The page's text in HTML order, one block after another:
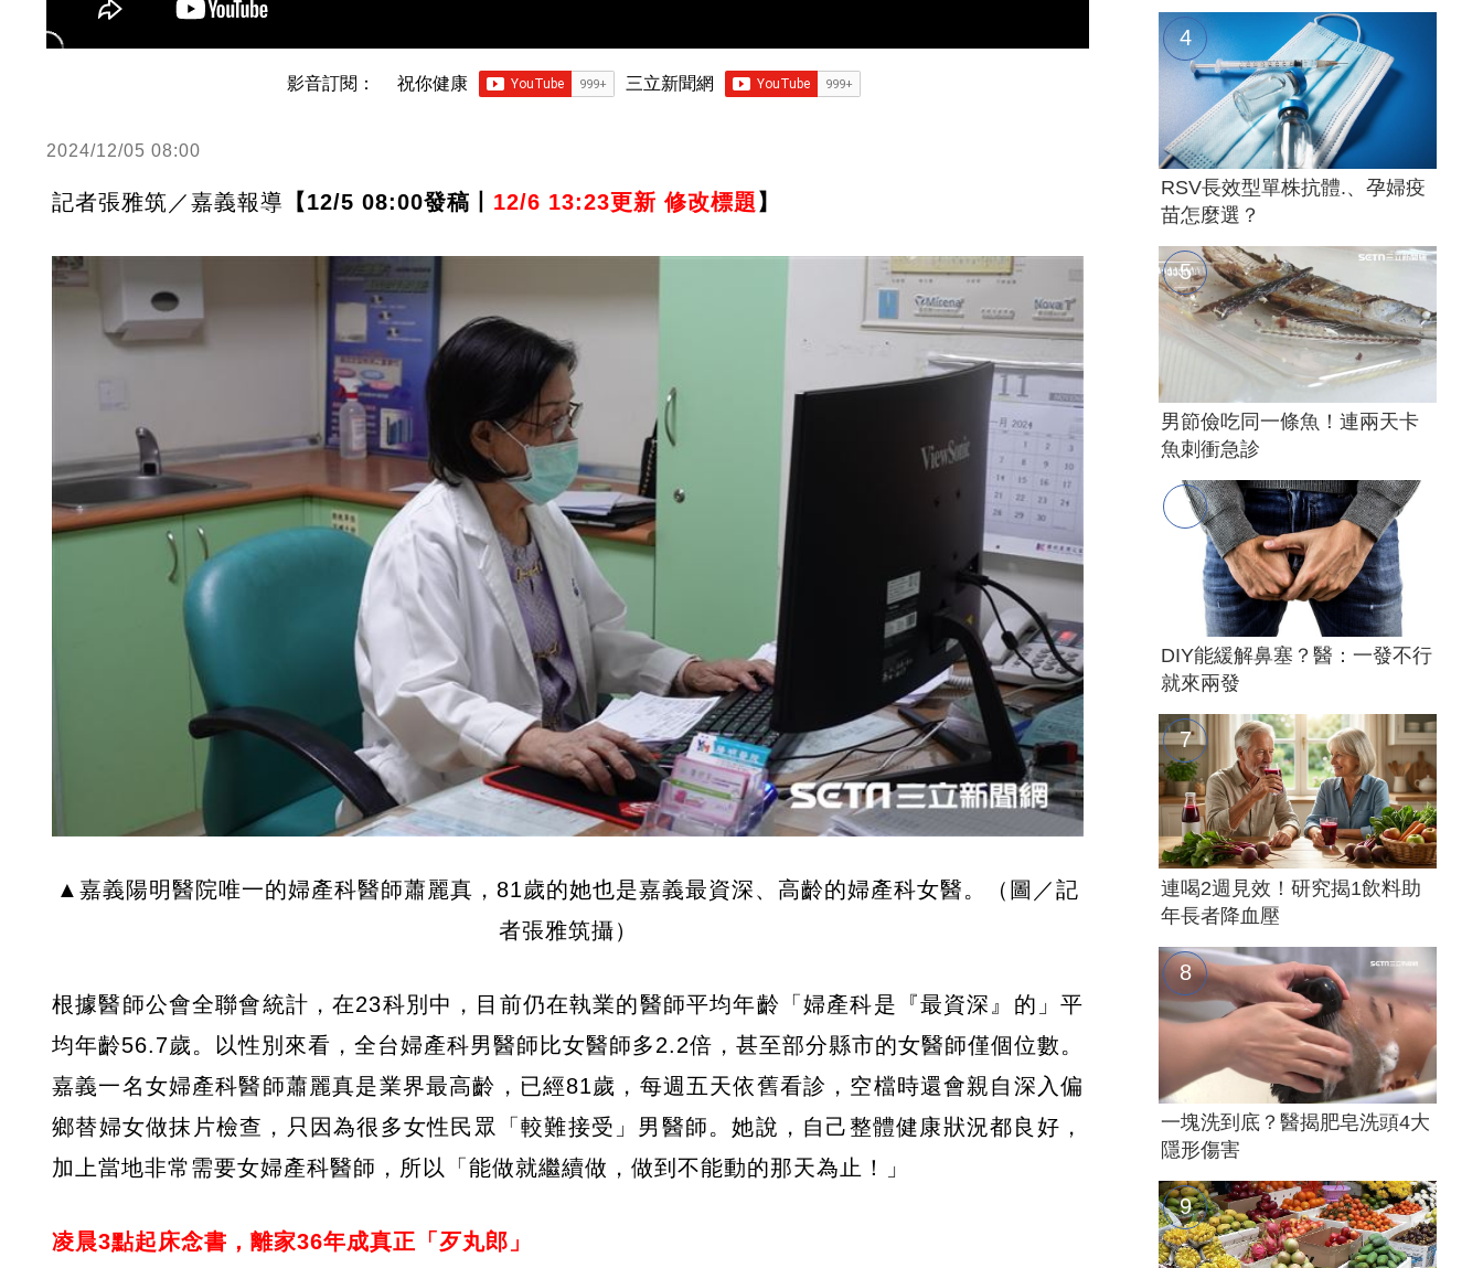
影音訂閱： 祝你健康 三立新聞網
2024/12/05 08:00
記者張雅筑／嘉義報導 【12/5 08:00發稿丨 12/6 13:23更新 修改標題 】
▲嘉義陽明醫院唯一的婦產科醫師蕭麗真，81歲的她也是嘉義最資深、高齡的婦產科女醫。（圖／記
者張雅筑攝）
根據醫師公會全聯會統計，在23科別中，目前仍在執業的醫師平均年齡「婦產科是『最資深』的」平
均年齡56.7歲。以性別來看，全台婦產科男醫師比女醫師多2.2倍，甚至部分縣市的女醫師僅個位數。
嘉義一名女婦產科醫師蕭麗真是業界最高齡，已經81歲，每週五天依舊看診，空檔時還會親自深入偏
鄉替婦女做抹片檢查，只因為很多女性民眾「較難接受」男醫師。她說，自己整體健康狀況都良好，
加上當地非常需要女婦產科醫師，所以「能做就繼續做，做到不能動的那天為止！」
凌晨3點起床念書，離家36年成真正「歹丸郎」
RSV長效型單株抗體.、孕婦疫
苗怎麼選？
男節儉吃同一條魚！連兩天卡
魚刺衝急診
DIY能緩解鼻塞？醫：一發不行
就來兩發
連喝2週見效！研究揭1飲料助
年長者降血壓
一塊洗到底？醫揭肥皂洗頭4大
隱形傷害